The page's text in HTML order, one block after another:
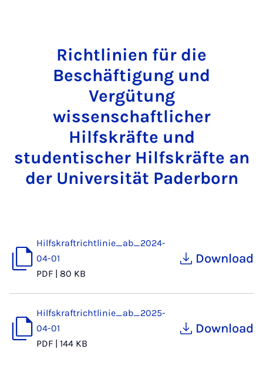
Richtlinien für die
Beschäftigung und
Vergütung
wissenschaftlicher
Hilfskräfte und
studentischer Hilfskräfte an
der Universität Paderborn
Hilfskraftrichtlinie_ab_2024-
04-01
PDF | 80 KB
Download
Hilfskraftrichtlinie_ab_2025-
04-01
PDF | 144 KB
Download